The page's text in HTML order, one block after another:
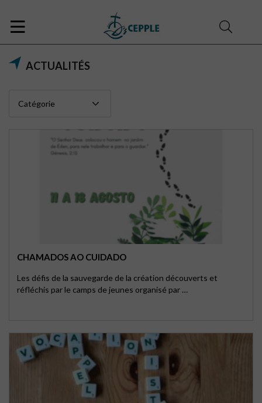
ACTUALITÉS
CHAMADOS AO CUIDADO
Les défis de la sauvegarde de la création découverts et
réfléchis par le camps de jeunes organisé par …